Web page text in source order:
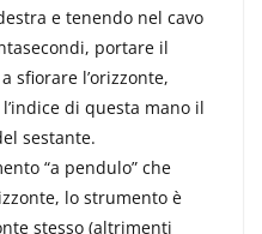
e tenendo nel cavo
portare il
sfiorare l’orizzonte,
di questa ma­no il
se­stante.
“a pendulo” che
lo strumento è
stesso (altrimenti